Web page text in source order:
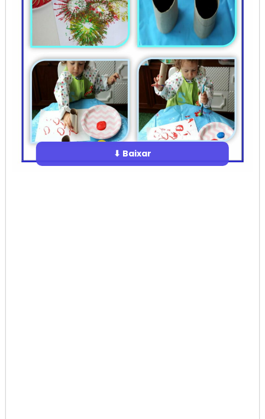
⬇ Baixar